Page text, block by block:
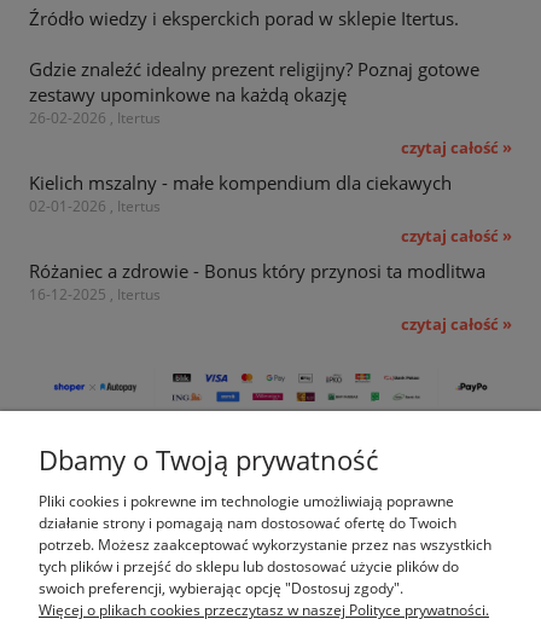
Źródło wiedzy i eksperckich porad w sklepie Itertus.
Gdzie znaleźć idealny prezent religijny? Poznaj gotowe
zestawy upominkowe na każdą okazję
26-02-2026 , Itertus
czytaj całość »
Kielich mszalny - małe kompendium dla ciekawych
02-01-2026 , Itertus
czytaj całość »
Różaniec a zdrowie - Bonus który przynosi ta modlitwa
16-12-2025 , Itertus
czytaj całość »
Pomoc
Moje konto
Płatności i dostawa
Dbamy o Twoją prywatność
Pliki cookies i pokrewne im technologie umożliwiają poprawne
działanie strony i pomagają nam dostosować ofertę do Twoich
potrzeb. Możesz zaakceptować wykorzystanie przez nas wszystkich
tych plików i przejść do sklepu lub dostosować użycie plików do
swoich preferencji, wybierając opcję "Dostosuj zgody".
Więcej o plikach cookies przeczytasz w naszej Polityce prywatności.